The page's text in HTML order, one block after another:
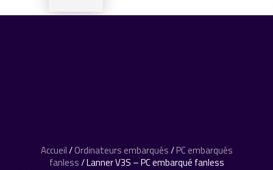
Accueil/Ordinateurs embarqués/PC embarqués
fanless/ Lanner V3S – PC embarqué fanless